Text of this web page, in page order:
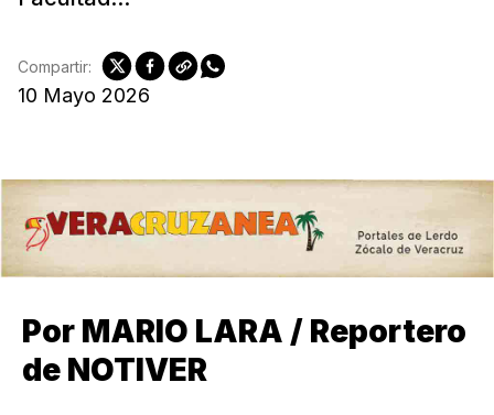
10 Mayo 2026
Compartir:
Por MARIO LARA / Reportero
de NOTIVER